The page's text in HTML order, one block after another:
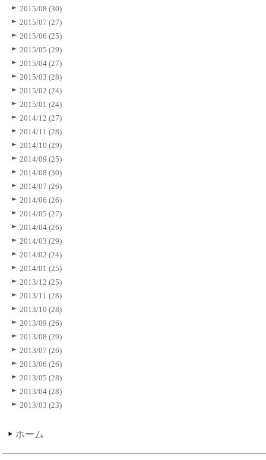
2015/08 (30)
2015/07 (27)
2015/06 (25)
2015/05 (29)
2015/04 (27)
2015/03 (28)
2015/02 (24)
2015/01 (24)
2014/12 (27)
2014/11 (28)
2014/10 (29)
2014/09 (25)
2014/08 (30)
2014/07 (26)
2014/06 (26)
2014/05 (27)
2014/04 (26)
2014/03 (29)
2014/02 (24)
2014/01 (25)
2013/12 (25)
2013/11 (28)
2013/10 (28)
2013/09 (26)
2013/08 (29)
2013/07 (26)
2013/06 (26)
2013/05 (28)
2013/04 (28)
2013/03 (23)
ホーム